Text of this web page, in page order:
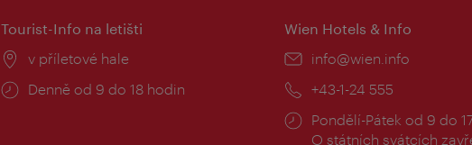
Tourist-Info na letišti
Místo:
v příletové hale
Provozní
Denně od 9 do 18 hodin
Wien Hotels & Info
E-
info@wien.info
Telefon:
+43-1-24 555
Provozní
doba:
Pondělí-Pátek od 9 do
O státních svátcích